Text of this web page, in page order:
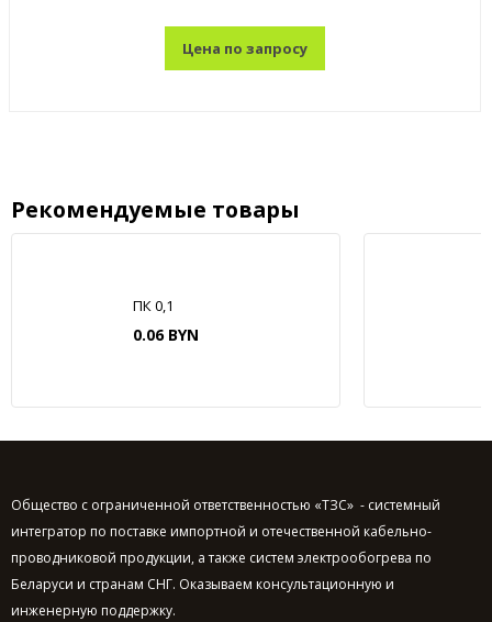
Цена по запросу
Рекомендуемые товары
ПК 0,1
0.06 BYN
Общество с ограниченной ответственностью «ТЗС» - системный
интегратор по поставке импортной и отечественной кабельно-
проводниковой продукции, а также систем электрообогрева по
Беларуси и странам СНГ. Оказываем консультационную и
инженерную поддержку.